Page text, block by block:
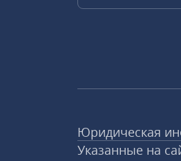
Юридическая
Указанные на